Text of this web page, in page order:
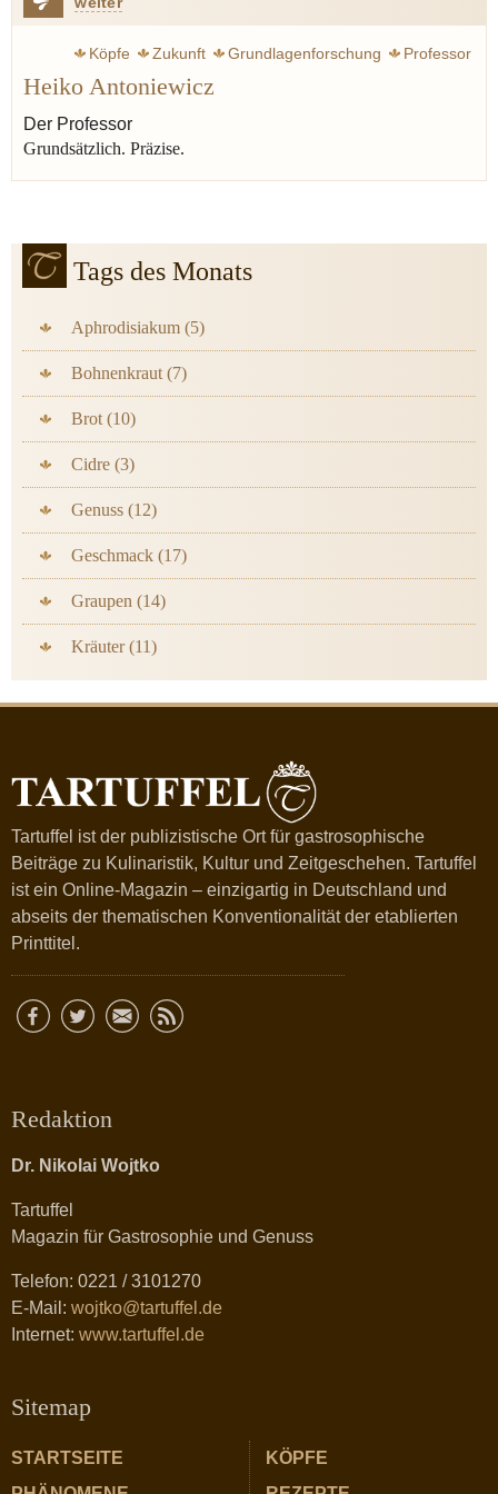
Köpfe Zukunft Grundlagenforschung Professor
Heiko Antoniewicz
Der Professor
Grundsätzlich. Präzise.
Tags des Monats
Aphrodisiakum (5)
Bohnenkraut (7)
Brot (10)
Cidre (3)
Genuss (12)
Geschmack (17)
Graupen (14)
Kräuter (11)
Tartuffel ist der publizistische Ort für gastrosophische
Beiträge zu Kulinaristik, Kultur und Zeitgeschehen. Tartuffel
ist ein Online-Magazin – einzigartig in Deutschland und
abseits der thematischen Konventionalität der etablierten
Printtitel.
Redaktion
Dr. Nikolai Wojtko
Tartuffel
Magazin für Gastrosophie und Genuss
Telefon: 0221 / 3101270
E-Mail: wojtko@tartuffel.de
Internet: www.tartuffel.de
Sitemap
STARTSEITE
KÖPFE